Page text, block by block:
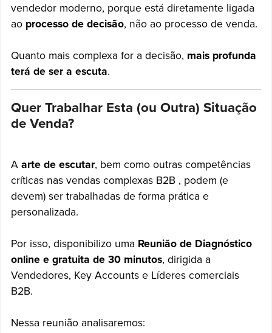
vendedor moderno, porque está diretamente ligada
ao processo de decisão, não ao processo de venda.
Quanto mais complexa for a decisão, mais profunda
terá de ser a escuta.
Quer Trabalhar Esta (ou Outra) Situação
de Venda?
A arte de escutar, bem como outras competências
críticas nas vendas complexas B2B , podem (e
devem) ser trabalhadas de forma prática e
personalizada.
Por isso, disponibilizo uma Reunião de Diagnóstico
online e gratuita de 30 minutos, dirigida a
Vendedores, Key Accounts e Líderes comerciais
B2B.
Nessa reunião analisaremos: